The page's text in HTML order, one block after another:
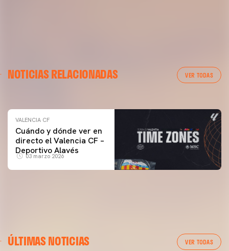
NOTICIAS RELACIONADAS VER TODAS
ENTRENAMIENTO DEL VALENCIA CF 04/03/26
VALENCIA CF
Cuándo y dónde ver en
directo el Valencia CF –
Deportivo Alavés
03 marzo 2026
ÚLTIMAS NOTICIAS VER TODAS
MESTALLA 📍